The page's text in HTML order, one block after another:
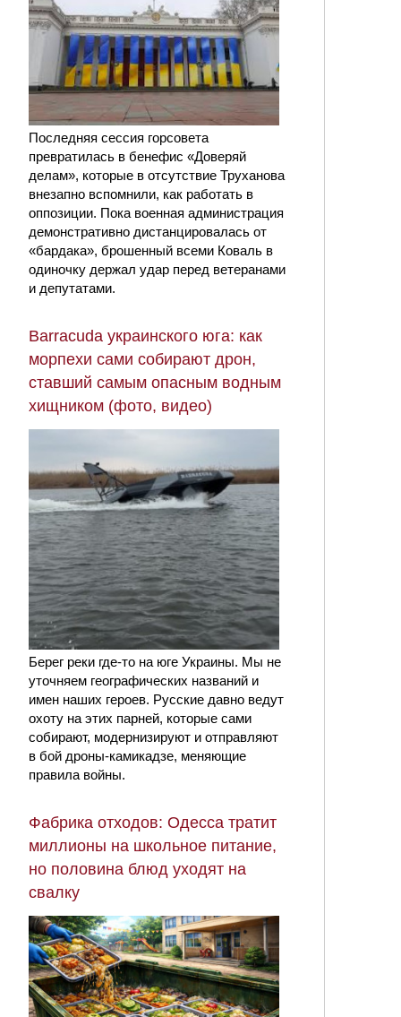
Последняя сессия горсовета
превратилась в бенефис «Доверяй
делам», которые в отсутствие Труханова
внезапно вспомнили, как работать в
оппозиции. Пока военная администрация
демонстративно дистанцировалась от
«бардака», брошенный всеми Коваль в
одиночку держал удар перед ветеранами
и депутатами.
Barracuda украинского юга: как
морпехи сами собирают дрон,
ставший самым опасным водным
хищником (фото, видео)
Берег реки где-то на юге Украины. Мы не
уточняем географических названий и
имен наших героев. Русские давно ведут
охоту на этих парней, которые сами
собирают, модернизируют и отправляют
в бой дроны-камикадзе, меняющие
правила войны.
Фабрика отходов: Одесса тратит
миллионы на школьное питание,
но половина блюд уходят на
свалку